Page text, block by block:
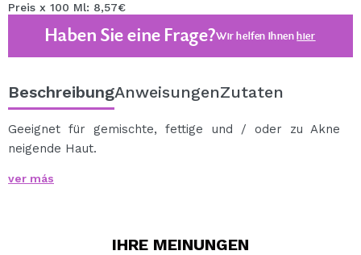
Preis x 100 Ml: 8,57€
Haben Sie eine Frage?Wir helfen Ihnenhier
BeschreibungAnweisungenZutaten
Geeignet für gemischte, fettige und / oder zu Akne
neigende Haut.
Offene Poren reduzieren
Spendet und regeneriert aktiv.
ver más
IHRE MEINUNGEN